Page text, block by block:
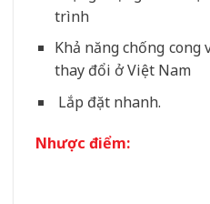
trình
Khả năng chống
thay đổi ở Việt Nam
Lắp đặt nhanh.
Nhược điểm: